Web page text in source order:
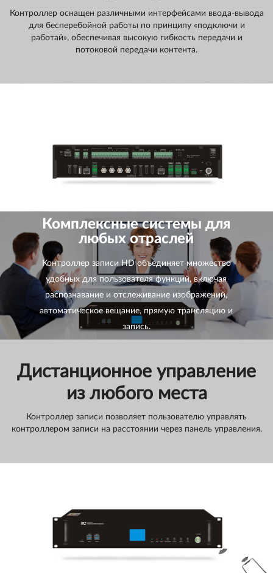
Контроллер оснащен различными интерфейсами ввода-вывода
для бесперебойной работы по принципу «подключи и
работай», обеспечивая высокую гибкость передачи и
потоковой передачи контента.
Комплексные системы для
любых отраслей
Контроллер записи HD объединяет множество
удобных для пользователя функций, включая
распознавание и отслеживание изображений,
автоматическое вещание, прямую трансляцию и
запись.
Дистанционное управление
из любого места
Контроллер записи позволяет пользователю управлять
контроллером записи на расстоянии через панель управления.